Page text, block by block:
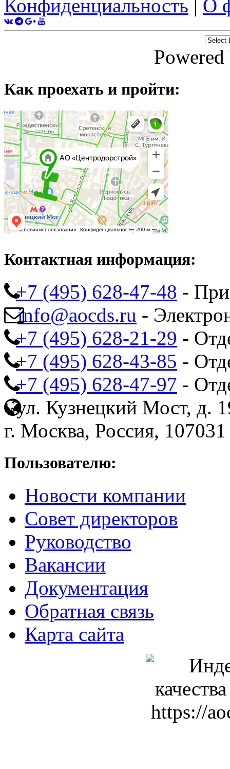
Конфиденциальность | О
Как проехать и пройти:
Контактная информация:
+7 (495) 628-47-48 -
info@aocds.ru -
+7 (495) 628-21-29 -
+7 (495) 628-43-85 -
+7 (495) 628-47-97 -
ул. Кузнецкий Мост, д.
г. Москва, Россия, 107031
Пользователю:
Новости компании
Совет директоров
Руководство
Вакансии
Документация
Обратная связь
Карта сайта